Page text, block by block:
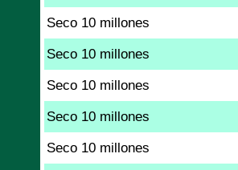
Seco 10 millones
Seco 10 millones
Seco 10 millones
Seco 10 millones
Seco 10 millones